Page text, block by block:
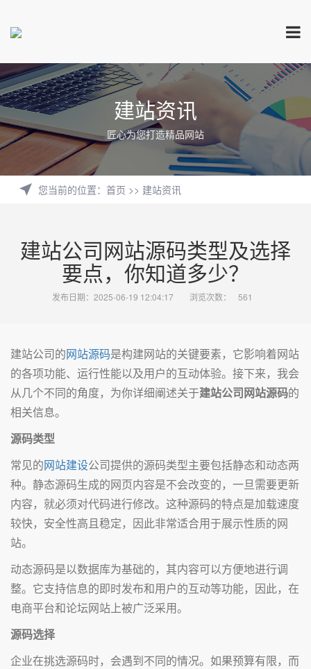
建站资讯
匠心为您打造精品网站
您当前的位置： 首页 >> 建站资讯
建站公司网站源码类型及选择
要点，你知道多少？
发布日期：2025-06-19 12:04:17 浏览次数： 561
建站公司的网站源码是构建网站的关键要素，它影响着网站
的各项功能、运行性能以及用户的互动体验。接下来，我会
从几个不同的角度，为你详细阐述关于建站公司网站源码的
相关信息。
源码类型
常见的网站建设公司提供的源码类型主要包括静态和动态两
种。静态源码生成的网页内容是不会改变的，一旦需要更新
内容，就必须对代码进行修改。这种源码的特点是加载速度
较快，安全性高且稳定，因此非常适合用于展示性质的网
站。
动态源码是以数据库为基础的，其内容可以方便地进行调
整。它支持信息的即时发布和用户的互动等功能，因此，在
电商平台和论坛网站上被广泛采用。
源码选择
企业在挑选源码时，会遇到不同的情况。如果预算有限，而